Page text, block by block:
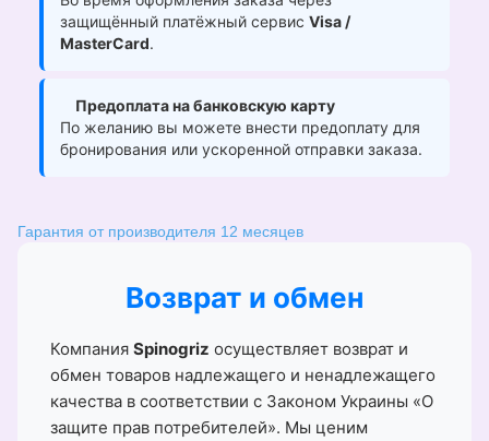
защищённый платёжный сервис Visa /
MasterCard.
Предоплата на банковскую карту
По желанию вы можете внести предоплату для
бронирования или ускоренной отправки заказа.
Гарантия от производителя 12 месяцев
Возврат и обмен
Компания Spinogriz осуществляет возврат и
обмен товаров надлежащего и ненадлежащего
качества в соответствии с Законом Украины «О
защите прав потребителей». Мы ценим